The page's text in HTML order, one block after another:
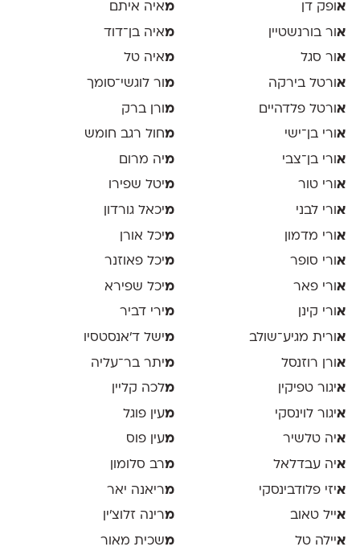
אופק דן
אור בורנשטיין
אור סגל
אורטל בירקה
אורטל פלדהיים
אורי בן־ישי
אורי בן־צבי
אורי טור
אורי לבני
אורי מדמון
אורי סופר
אורי פאר
אורי קינן
אורית מגיע־שולב
אורן רוזנסל
איגור טפיקין
איגור לוינסקי
איה טלשיר
איה עבדלאל
איזי פלודבינסקי
אייל טאוב
איילה טל
מאיה איתם
מאיה בן־דוד
מאיה טל
מ ור לוגשי־סומך
מ ורן ברק
מחול רגב חומש
מיה מרום
מיטל שפירו
מיכאל גורדון
מיכל אורן
מיכל פאוזנר
מיכל שפירא
מירי דביר
מישל ד׳אנסטסיו
מיתר בר־עליה
מלכה קליין
מעין פוגל
מעין פוס
מרב סלומון
מריאנה יאר
מרינה זלוצ׳ין
משכית מאור